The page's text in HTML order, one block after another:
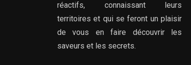
réactifs, connaissant leurs
territoires et qui se feront un plaisir
de vous en faire découvrir les
saveurs et les secrets.